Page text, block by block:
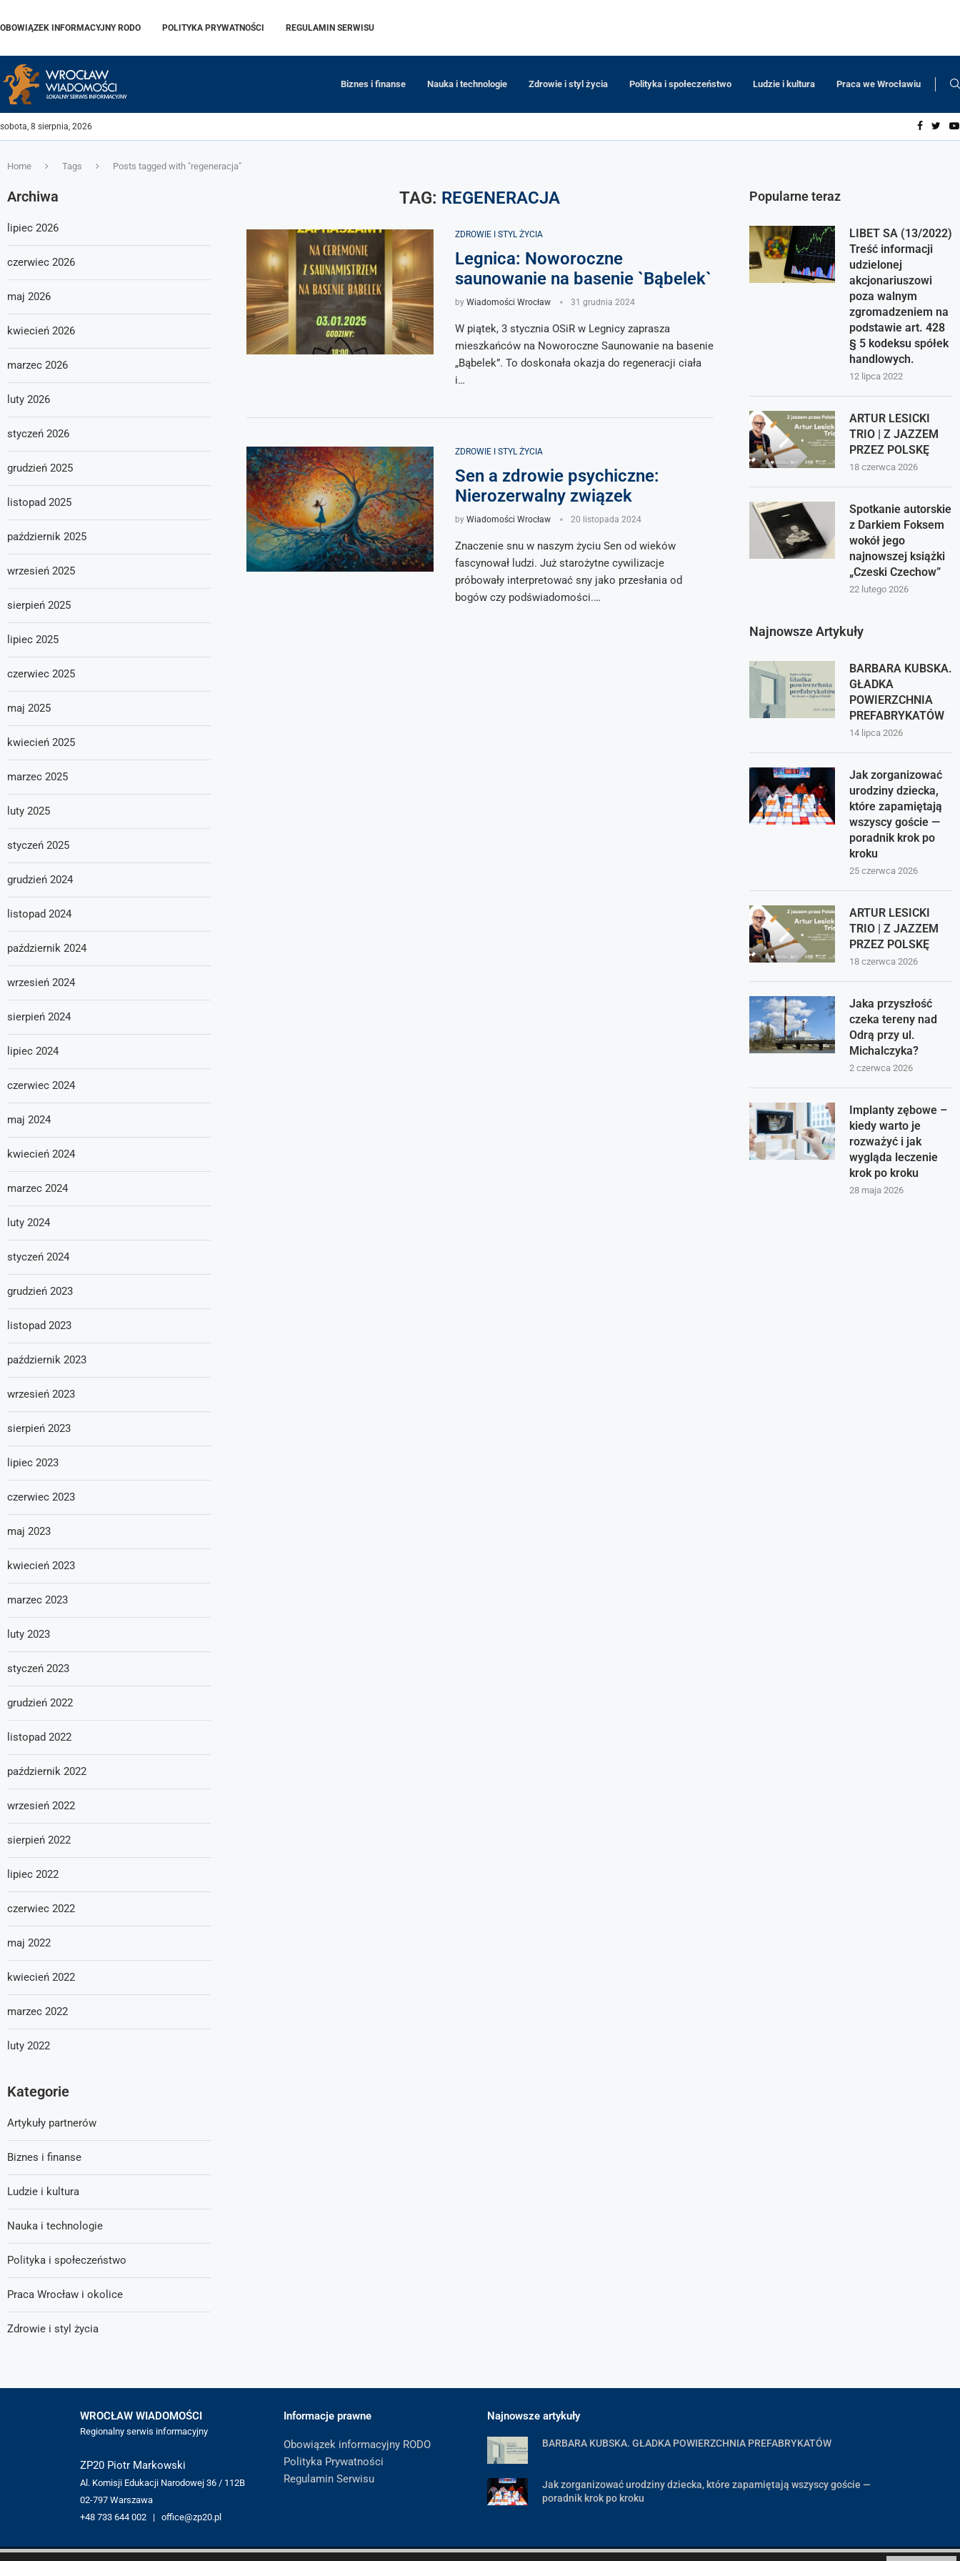
OBOWIĄZEK INFORMACYJNY RODO POLITYKA PRYWATNOŚCI REGULAMIN SERWISU
Biznes i finanse Nauka i technologie Zdrowie i styl życia Polityka i społeczeństwo Ludzie i kultura Praca we Wrocławiu
sobota, 8 sierpnia, 2026
Home Tags Posts tagged with "regeneracja"
TAG: REGENERACJA
ZDROWIE I STYL ŻYCIA
Legnica: Noworoczne
saunowanie na basenie `Bąbelek`
by Wiadomości Wrocław 31 grudnia 2024
W piątek, 3 stycznia OSiR w Legnicy zaprasza
mieszkańców na Noworoczne Saunowanie na basenie
„Bąbelek”. To doskonała okazja do regeneracji ciała
i…
ZDROWIE I STYL ŻYCIA
Sen a zdrowie psychiczne:
Nierozerwalny związek
by Wiadomości Wrocław 20 listopada 2024
Znaczenie snu w naszym życiu Sen od wieków
fascynował ludzi. Już starożytne cywilizacje
próbowały interpretować sny jako przesłania od
bogów czy podświadomości.…
Popularne teraz
LIBET SA (13/2022)
Treść informacji
udzielonej
akcjonariuszowi
poza walnym
zgromadzeniem na
podstawie art. 428
§ 5 kodeksu spółek
handlowych.
12 lipca 2022
ARTUR LESICKI
TRIO | Z JAZZEM
PRZEZ POLSKĘ
18 czerwca 2026
Spotkanie autorskie
z Darkiem Foksem
wokół jego
najnowszej książki
„Czeski Czechow”
22 lutego 2026
Najnowsze Artykuły
BARBARA KUBSKA.
GŁADKA
POWIERZCHNIA
PREFABRYKATÓW
14 lipca 2026
Jak zorganizować
urodziny dziecka,
które zapamiętają
wszyscy goście —
poradnik krok po
kroku
25 czerwca 2026
ARTUR LESICKI
TRIO | Z JAZZEM
PRZEZ POLSKĘ
18 czerwca 2026
Jaka przyszłość
czeka tereny nad
Odrą przy ul.
Michalczyka?
2 czerwca 2026
Implanty zębowe –
kiedy warto je
rozważyć i jak
wygląda leczenie
krok po kroku
28 maja 2026
Archiwa
lipiec 2026
czerwiec 2026
maj 2026
kwiecień 2026
marzec 2026
luty 2026
styczeń 2026
grudzień 2025
listopad 2025
październik 2025
wrzesień 2025
sierpień 2025
lipiec 2025
czerwiec 2025
maj 2025
kwiecień 2025
marzec 2025
luty 2025
styczeń 2025
grudzień 2024
listopad 2024
październik 2024
wrzesień 2024
sierpień 2024
lipiec 2024
czerwiec 2024
maj 2024
kwiecień 2024
marzec 2024
luty 2024
styczeń 2024
grudzień 2023
listopad 2023
październik 2023
wrzesień 2023
sierpień 2023
lipiec 2023
czerwiec 2023
maj 2023
kwiecień 2023
marzec 2023
luty 2023
styczeń 2023
grudzień 2022
listopad 2022
październik 2022
wrzesień 2022
sierpień 2022
lipiec 2022
czerwiec 2022
maj 2022
kwiecień 2022
marzec 2022
luty 2022
Kategorie
Artykuły partnerów
Biznes i finanse
Ludzie i kultura
Nauka i technologie
Polityka i społeczeństwo
Praca Wrocław i okolice
Zdrowie i styl życia
WROCŁAW WIADOMOŚCI
Regionalny serwis informacyjny
ZP20 Piotr Markowski
Al. Komisji Edukacji Narodowej 36 / 112B
02-797 Warszawa
+48 733 644 002 | office@zp20.pl
Informacje prawne
Obowiązek informacyjny RODO
Polityka Prywatności
Regulamin Serwisu
Najnowsze artykuły
BARBARA KUBSKA. GŁADKA POWIERZCHNIA PREFABRYKATÓW
Jak zorganizować urodziny dziecka, które zapamiętają wszyscy goście —
poradnik krok po kroku